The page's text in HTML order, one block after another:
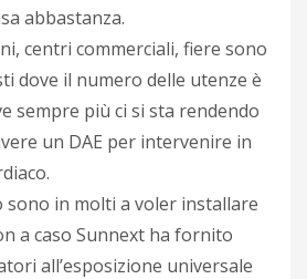
abbastanza.
centri commerciali, fiere sono
dove il numero delle utenze è
sempre più ci si sta rendendo
un DAE per intervenire in
sono in molti a voler installare
a caso Sunnext ha fornito
all’esposizione universale